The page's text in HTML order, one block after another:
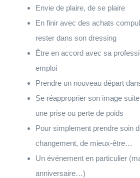
Envie de plaire, de se plaire
En finir avec des achats
rester dans son dressing
Être en accord avec sa
emploi
Prendre un nouveau départ
Se réapproprier son image
une prise ou perte de poids
Pour simplement prendre soin
changement, de mieux-être…
Un événement en particulier
anniversaire…)